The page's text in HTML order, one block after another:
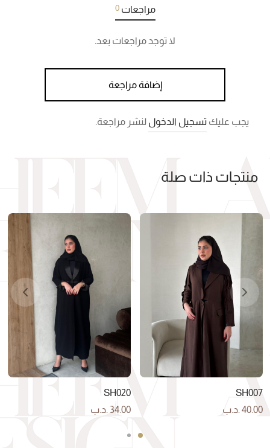
مراجعات0
لا توجد مراجعات بعد.
إضافة مراجعة
يجب عليك تسجيل الدخول لنشر مراجعة.
منتجات ذات صلة
SH007
40.00 .د.ب
SH020
34.00 .د.ب